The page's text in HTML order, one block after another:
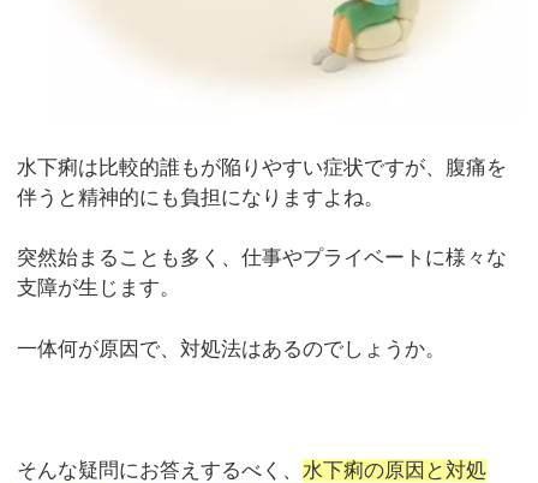
水下痢は比較的誰もが陥りやすい症状ですが、腹痛を
伴うと精神的にも負担になりますよね。
突然始まることも多く、仕事やプライベートに様々な
支障が生じます。
一体何が原因で、対処法はあるのでしょうか。
そんな疑問にお答えするべく、 水下痢の原因と対処